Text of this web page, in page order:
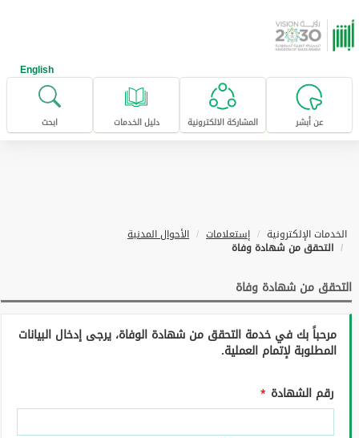
تخطى للإنتقال إلى المحتوى الرئيسي
English
عن أبشر المشاركة الالكترونية دليل الخدمات ابحث
الخدمات الإلكترونية إستعلامات الأحوال المدنية
التحقق من شهادة وفاة
التحقق من شهادة وفاة
مرحباً بك في خدمة التحقق من شهادة الوفاة، يرجى إدخال البيانات
المطلوبة لإتمام العملية.
رقم الشهادة *